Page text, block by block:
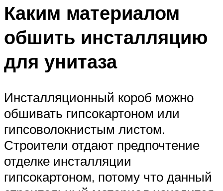
Каким материалом
обшить инсталляцию
для унитаза
Инсталляционный короб можно
обшивать гипсокартоном или
гипсоволокнистым листом.
Строители отдают предпочтение
отделке инсталляции
гипсокартоном, потому что данный